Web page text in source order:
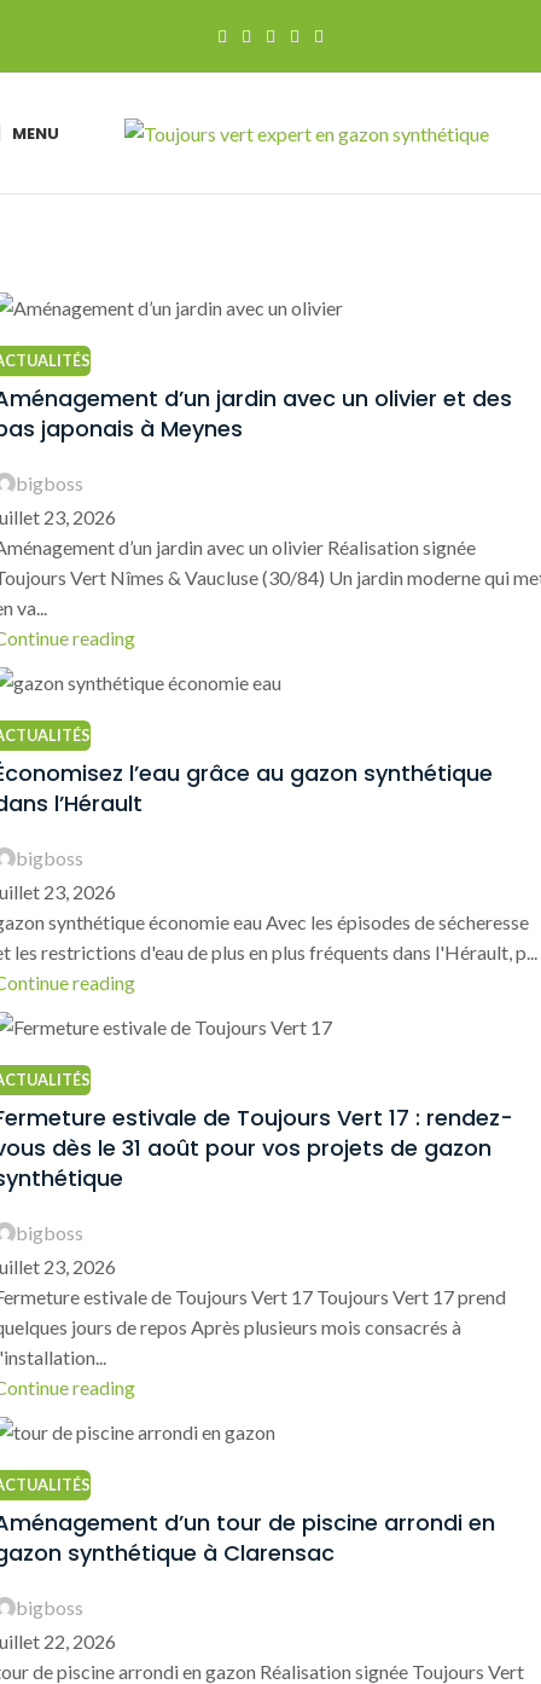
MENU
d’un jardin avec un olivier et des
japonais à Meynes
bigboss
23, 2026
d’un jardin avec un olivier Réalisation signée
Vert Nîmes & Vaucluse (30/84) Un jardin moderne qui
va...
reading
l’eau grâce au gazon synthétique
l’Hérault
bigboss
23, 2026
synthétique économie eau Avec les épisodes de sécheresse
les restrictions d'eau de plus en plus fréquents dans l'Hérault, p...
reading
estivale de Toujours Vert 17 : rendez-
dès le 31 août pour vos projets de gazon
bigboss
23, 2026
estivale de Toujours Vert 17 Toujours Vert 17 prend
jours de repos Après plusieurs mois consacrés à
reading
d’un tour de piscine arrondi en
synthétique à Clarensac
bigboss
22, 2026
de piscine arrondi en gazon Réalisation signée Toujours Vert